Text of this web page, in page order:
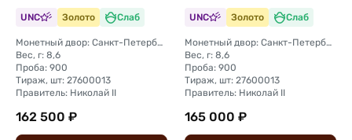
UNC Золото Слаб
Монетный двор: Санкт-Петербургский монетный двор
Вес, г: 8,6
Проба: 900
Тираж, шт: 27600013
Правитель: Николай II
162 500 ₽
UNC Золото Слаб
Монетный двор: Санкт-Петербургский монетный двор
Вес, г: 8,6
Проба: 900
Тираж, шт: 27600013
Правитель: Николай II
165 000 ₽